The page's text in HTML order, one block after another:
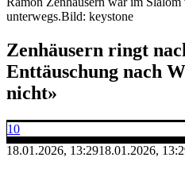
unterwegs.Bild: keystone
Zenhäusern ringt
Enttäuschung nach
nicht»
10
18.01.2026, 13:2918.01.2026,